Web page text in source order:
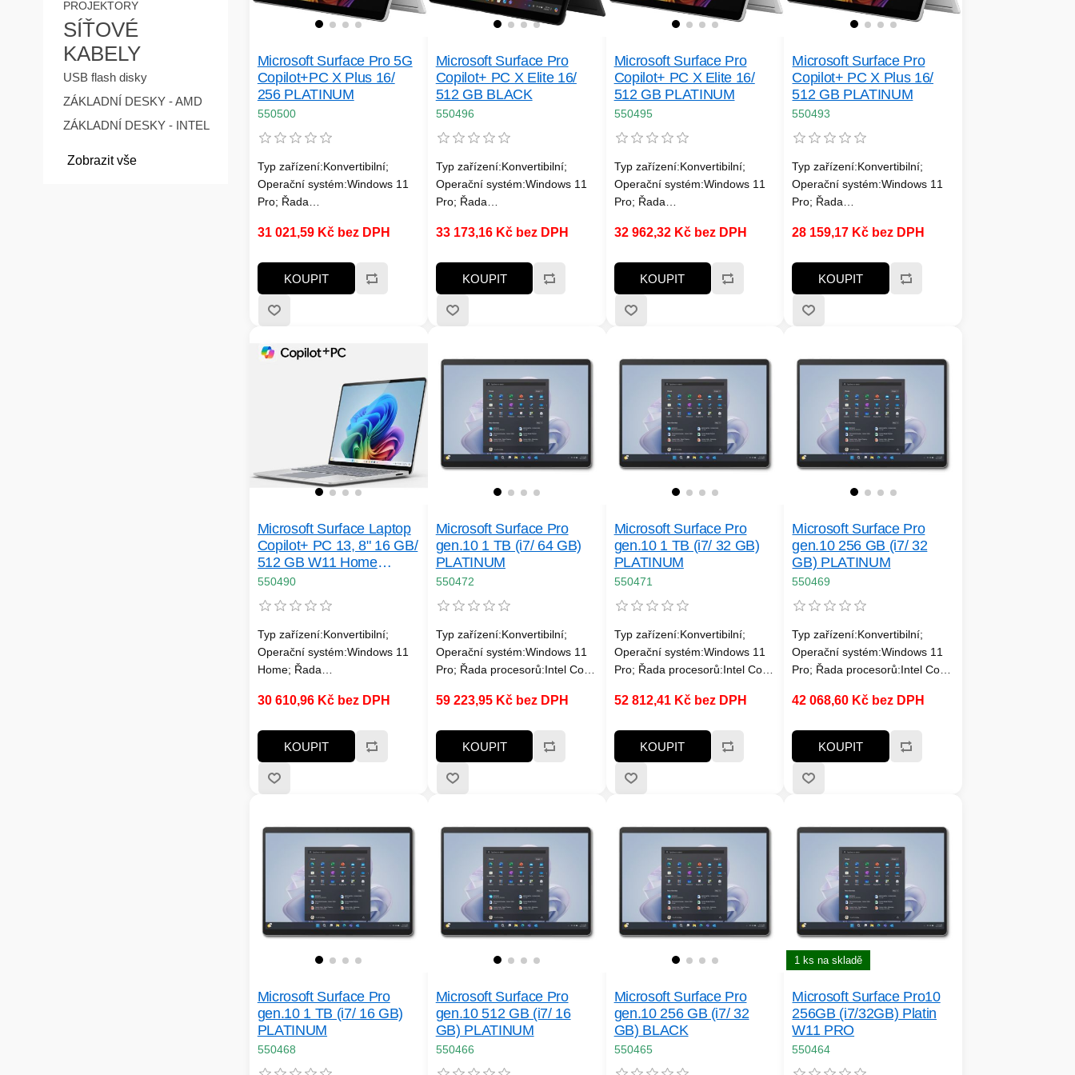
PROJEKTORY
SÍŤOVÉ
KABELY
USB flash disky
ZÁKLADNÍ DESKY - AMD
ZÁKLADNÍ DESKY - INTEL
Zobrazit vše
Microsoft Surface Pro 5G
Copilot+PC X Plus 16/
256 PLATINUM
550500
Typ zařízení:Konvertibilní;
Operační systém:Windows 11
Pro; Řada
Snapdragon; Velikost paměti
displeje:2880x1920; Formát
obrazovky:3:2; Typ disku:SSD;
Rozhraní:USB Type-C;
Výbava:Wi-Fi, BlueTooth, 5G,
Hmotnost notebooku:Nižší než
adaptér:Součástí balení
31 021,59 Kč bez DPH
KOUPIT
Microsoft Surface Pro
Copilot+ PC X Elite 16/
512 GB BLACK
550496
Typ zařízení:Konvertibilní;
Operační systém:Windows 11
Pro; Řada
Snapdragon; Velikost paměti
displeje:2880x1920; Formát
obrazovky:3:2; Typ disku:SSD;
SSD Kapacita (GB):512;
Rozhraní:USB Type-C;
Dotykový displej, Web kamera;
Hmotnost notebooku:Nižší než
33 173,16 Kč bez DPH
KOUPIT
Microsoft Surface Pro
Copilot+ PC X Elite 16/
512 GB PLATINUM
550495
Typ zařízení:Konvertibilní;
Operační systém:Windows 11
Pro; Řada
Snapdragon; Velikost paměti
displeje:2880x1920; Formát
obrazovky:3:2; Typ disku:SSD;
SSD Kapacita (GB):512;
Rozhraní:USB Type-C;
Dotykový displej, Web kamera;
Hmotnost notebooku:Nižší než
32 962,32 Kč bez DPH
KOUPIT
Microsoft Surface Pro
Copilot+ PC X Plus 16/
512 GB PLATINUM
550493
Typ zařízení:Konvertibilní;
Operační systém:Windows 11
Pro; Řada
Snapdragon; Velikost paměti
displeje:2880x1920; Formát
obrazovky:3:2; Typ disku:SSD;
SSD Kapacita (GB):512;
Rozhraní:USB Type-C;
Dotykový displej, Web kamera;
Hmotnost notebooku:Nižší než
28 159,17 Kč bez DPH
KOUPIT
Microsoft Surface Laptop
Copilot+ PC 13, 8" 16 GB/
512 GB W11 Home
platinový
550490
Typ zařízení:Konvertibilní;
Operační systém:Windows 11
Home; Řada
Snapdragon; Velikost paměti
displeje:2304x1440; Formát
obrazovky:3:2; Typ disku:SSD
NVMe; Rozhraní:USB Type-C,
Thunderbolt; Výbava:Wi-Fi,
Podsvícená klávesnice, Web
kamera; Hmotnost
notebooku:Nižší než 1.5 kg
30 610,96 Kč bez DPH
KOUPIT
Microsoft Surface Pro
gen.10 1 TB (i7/ 64 GB)
PLATINUM
550472
Typ zařízení:Konvertibilní;
Operační systém:Windows 11
Pro; Řada procesorů:Intel Core
(GB):16; Úhlopříčka displeje
displeje:2880x1920; Formát
obrazovky:3:2; Povrchová
úprava displeje:Lesklý; Typ
disku:SSD; HDD Kapacita
3.5mm Jack, USB Type-C
59 223,95 Kč bez DPH
KOUPIT
Microsoft Surface Pro
gen.10 1 TB (i7/ 32 GB)
PLATINUM
550471
Typ zařízení:Konvertibilní;
Operační systém:Windows 11
Pro; Řada procesorů:Intel Core
(GB):16; Úhlopříčka displeje
displeje:2880x1920; Formát
obrazovky:3:2; Povrchová
úprava displeje:Lesklý; Typ
disku:SSD; HDD Kapacita
3.5mm Jack, USB Type-C
52 812,41 Kč bez DPH
KOUPIT
Microsoft Surface Pro
gen.10 256 GB (i7/ 32
GB) PLATINUM
550469
Typ zařízení:Konvertibilní;
Operační systém:Windows 11
Pro; Řada procesorů:Intel Core
(GB):16; Úhlopříčka displeje
displeje:2880x1920; Formát
obrazovky:3:2; Povrchová
úprava displeje:Lesklý; Typ
disku:SSD; HDD Kapacita
3.5mm Jack, USB Type-C
42 068,60 Kč bez DPH
KOUPIT
Microsoft Surface Pro
gen.10 1 TB (i7/ 16 GB)
PLATINUM
550468
Microsoft Surface Pro
gen.10 512 GB (i7/ 16
GB) PLATINUM
550466
Microsoft Surface Pro
gen.10 256 GB (i7/ 32
GB) BLACK
550465
1 ks na skladě
Microsoft Surface Pro10
256GB (i7/32GB) Platin
W11 PRO
550464